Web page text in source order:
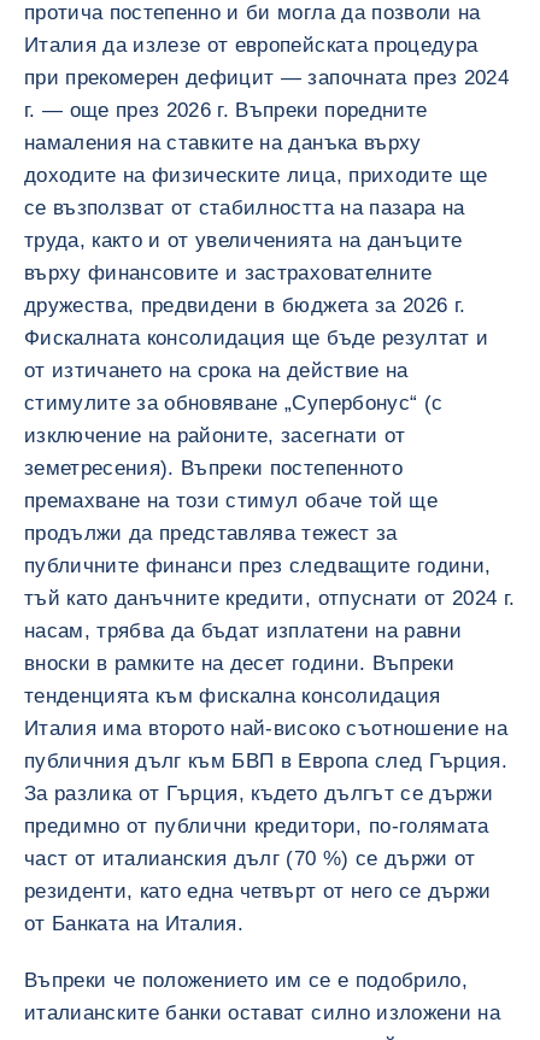
протича постепенно и би могла да позволи на
Италия да излезе от европейската процедура
при прекомерен дефицит — започната през 2024
г. — още през 2026 г. Въпреки поредните
намаления на ставките на данъка върху
доходите на физическите лица, приходите ще
се възползват от стабилността на пазара на
труда, както и от увеличенията на данъците
върху финансовите и застрахователните
дружества, предвидени в бюджета за 2026 г.
Фискалната консолидация ще бъде резултат и
от изтичането на срока на действие на
стимулите за обновяване „Супербонус“ (с
изключение на районите, засегнати от
земетресения). Въпреки постепенното
премахване на този стимул обаче той ще
продължи да представлява тежест за
публичните финанси през следващите години,
тъй като данъчните кредити, отпуснати от 2024 г.
насам, трябва да бъдат изплатени на равни
вноски в рамките на десет години. Въпреки
тенденцията към фискална консолидация
Италия има второто най-високо съотношение на
публичния дълг към БВП в Европа след Гърция.
За разлика от Гърция, където дългът се държи
предимно от публични кредитори, по-голямата
част от италианския дълг (70 %) се държи от
резиденти, като една четвърт от него се държи
от Банката на Италия.
Въпреки че положението им се е подобрило,
италианските банки остават силно изложени на